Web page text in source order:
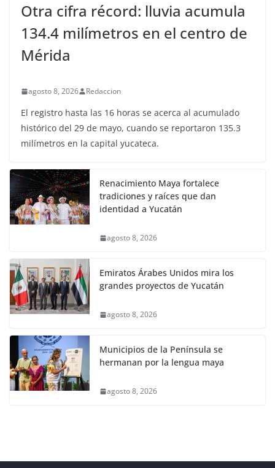
Otra cifra récord: lluvia acumula
134.4 milímetros en el centro de
Mérida
agosto 8, 2026 Redaccion
El registro hasta las 16 horas se acerca al acumulado
histórico del 29 de mayo, cuando se reportaron 135.3
milímetros en la capital yucateca.
Renacimiento Maya fortalece
tradiciones y raíces que dan
identidad a Yucatán
agosto 8, 2026
Emiratos Árabes Unidos mira los
grandes proyectos de Yucatán
agosto 8, 2026
Municipios de la Península se
hermanan por la lengua maya
agosto 8, 2026